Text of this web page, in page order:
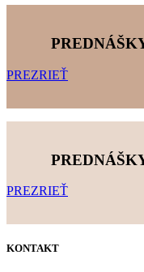
PREZRIEŤ
PREZRIEŤ
KONTAKT